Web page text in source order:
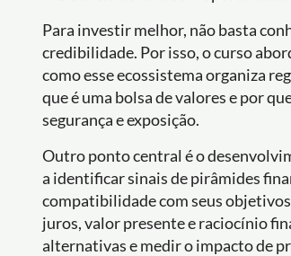
Para investir melhor, não basta
credibilidade. Por isso, o curso
como esse ecossistema organiza
que é uma bolsa de valores e por
segurança e exposição.
Outro ponto central é o
a identificar sinais de pirâmides
compatibilidade com seus
juros, valor presente e raciocínio
alternativas e medir o impacto de